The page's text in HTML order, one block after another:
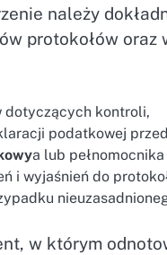
należy
protokołów oraz
dotyczących kontroli,
podatkowej
a lub
i wyjaśnień do
w którym